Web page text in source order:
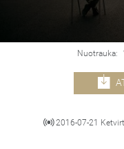
Nuotrauka:
2016-07-21